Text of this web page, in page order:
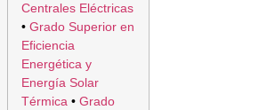
Centrales Eléctricas
• Grado Superior en
Eficiencia
Energética y
Energía Solar
Térmica • Grado